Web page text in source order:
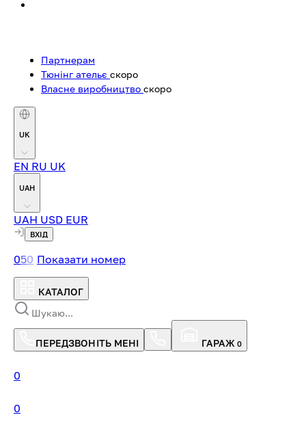
Партнерам
Тюнінг ательє скоро
Власне виробництво скоро
UK
EN RU UK
UAH
UAH USD EUR
ВХІД
050 Показати номер
КАТАЛОГ
ПЕРЕДЗВОНІТЬ МЕНІ ГАРАЖ 0
0
0